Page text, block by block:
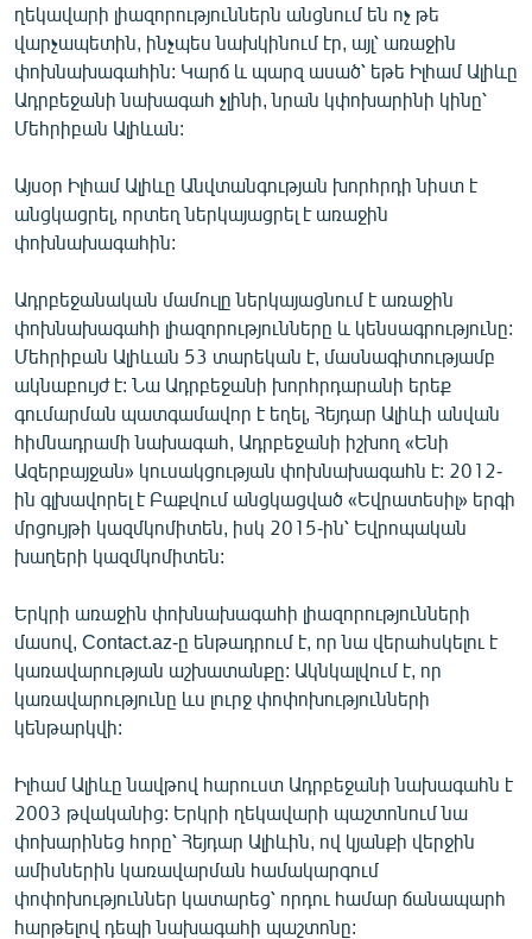
«Ազատության» բոլոր կայքերը
ղեկավարի լիազորություններն անցնում են ոչ թե
վարչապետին, ինչպես նախկինում էր, այլ՝ առաջին
փոխնախագահին: Կարճ և պարզ ասած՝ եթե Իլհամ Ալիևը
Ադրբեջանի նախագահ չլինի, նրան կփոխարինի կինը՝
Մեհրիբան Ալիևան:
Այսօր Իլհամ Ալիևը Անվտանգության խորհրդի նիստ է
անցկացրել, որտեղ ներկայացրել է առաջին
փոխնախագահին:
Ադրբեջանական մամուլը ներկայացնում է առաջին
փոխնախագահի լիազորությունները և կենսագրությունը:
Մեհրիբան Ալիևան 53 տարեկան է, մասնագիտությամբ
ակնաբույժ է: Նա Ադրբեջանի խորհրդարանի երեք
գումարման պատգամավոր է եղել, Հեյդար Ալիևի անվան
հիմնադրամի նախագահ, Ադրբեջանի իշխող «Ենի
Ազերբայջան» կուսակցության փոխնախագահն է: 2012-
ին գլխավորել է Բաքվում անցկացված «Եվրատեսիլ» երգի
մրցույթի կազմկոմիտեն, իսկ 2015-ին՝ Եվրոպական
խաղերի կազմկոմիտեն:
Երկրի առաջին փոխնախագահի լիազորությունների
մասով, Contact.az-ը ենթադրում է, որ նա վերահսկելու է
կառավարության աշխատանքը: Ակնկալվում է, որ
կառավարությունը ևս լուրջ փոփոխությունների
կենթարկվի:
Իլհամ Ալիևը նավթով հարուստ Ադրբեջանի նախագահն է
2003 թվականից: Երկրի ղեկավարի պաշտոնում նա
փոխարինեց հորը՝ Հեյդար Ալիևին, ով կյանքի վերջին
ամիսներին կառավարման համակարգում
փոփոխություններ կատարեց՝ որդու համար ճանապարհ
հարթելով դեպի նախագահի պաշտոնը: